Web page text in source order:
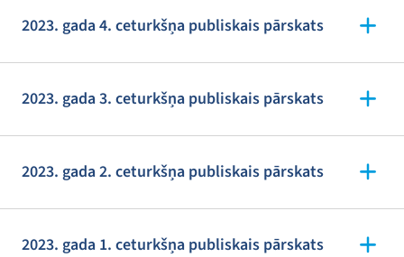
2023. gada 4. ceturkšņa publiskais pārskats
2023. gada 3. ceturkšņa publiskais pārskats
2023. gada 2. ceturkšņa publiskais pārskats
2023. gada 1. ceturkšņa publiskais pārskats